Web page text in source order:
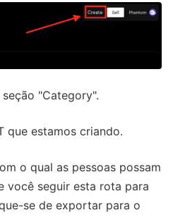
"Category".
que estamos criando.
o qual as pessoas possam
você seguir esta rota para
se de exportar para o